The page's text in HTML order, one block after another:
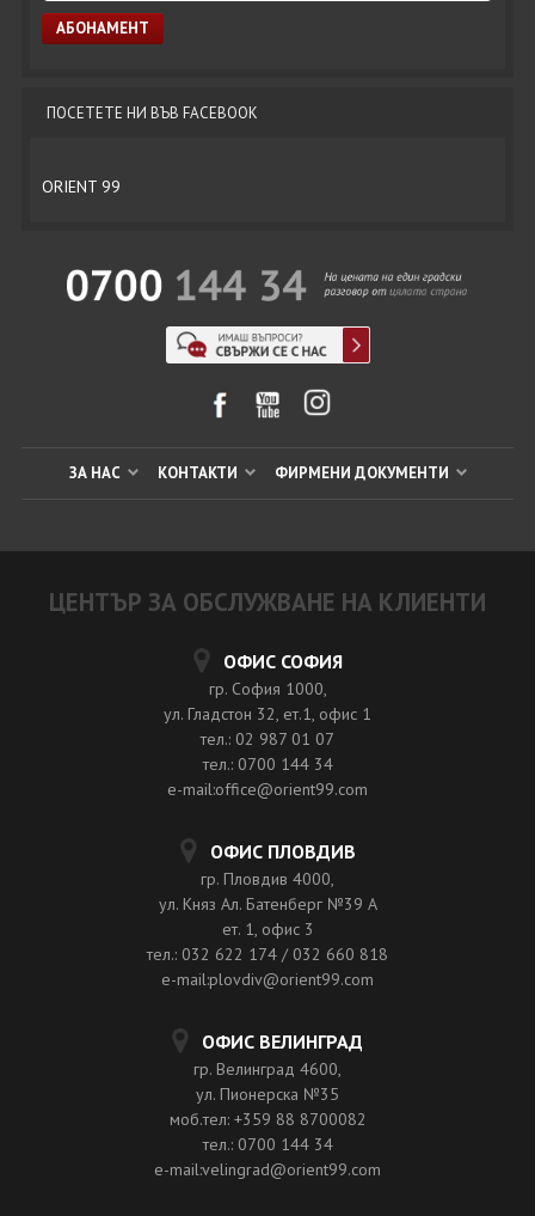
ПОСЕТЕТЕ НИ ВЪВ FACEBOOK
ORIENT 99
ЗА НАС КОНТАКТИ ФИРМЕНИ ДОКУМЕНТИ
ЦЕНТЪР ЗА ОБСЛУЖВАНЕ НА КЛИЕНТИ
ОФИС СОФИЯ
гр. София 1000,
ул. Гладстон 32, ет.1, офис 1
тел.: 02 987 01 07
тел.: 0700 144 34
e-mail:office@orient99.com
ОФИС ПЛОВДИВ
гр. Пловдив 4000,
ул. Княз Ал. Батенберг №39 A
ет. 1, офис 3
тел.: 032 622 174 / 032 660 818
e-mail:plovdiv@orient99.com
ОФИС ВЕЛИНГРАД
гр. Велинград 4600,
ул. Пионерска №35
моб.тел: +359 88 8700082
тел.: 0700 144 34
e-mail:velingrad@orient99.com